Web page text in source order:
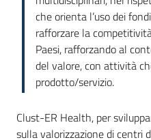
che orienta l’uso dei
rafforzare la
Paesi, rafforzando al
del valore, con attività
prodotto/servizio.
Clust-ER Health, per
sulla valorizzazione di centri